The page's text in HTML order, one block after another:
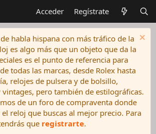
Acceder Regístrate
habla hispana con más tráfico de la
es algo más que un objeto que da la
es el punto de referencia para
todas las marcas, desde Rolex hasta
relojes de pulsera y de bolsillo,
pero también de estilográficas.
de un foro de compraventa donde
reloj que buscas al mejor precio. Para
que registrarte.